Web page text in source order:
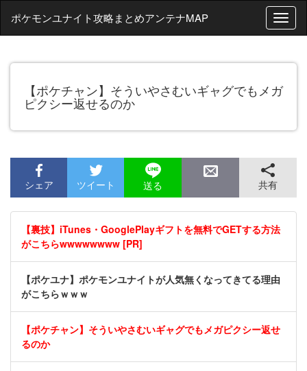
T
o
g
e
v
g
i
o
ポケモンユナイト攻略まとめアンテナMAP
【ポケチャン】そういやさむいギャグでもメガ
ピクシー返せるのか
シェア ツイート 送る 共有
【裏技】iTunes・GooglePlayギフトを無料でGETする方法
がこちらwwwwwwww [PR]
【ポケユナ】ポケモンユナイトが人気無くなってきてる理由
がこちらｗｗｗ
【ポケチャン】そういやさむいギャグでもメガピクシー返せ
るのか